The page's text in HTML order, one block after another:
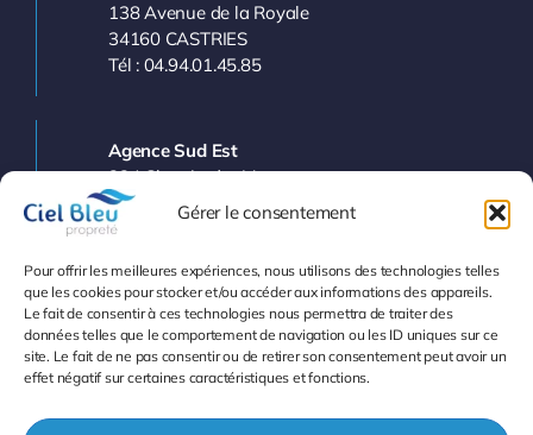
Gérer le consentement
Pour offrir les meilleures expériences, nous utilisons des technologies telles
que les cookies pour stocker et/ou accéder aux informations des appareils.
Le fait de consentir à ces technologies nous permettra de traiter des
données telles que le comportement de navigation ou les ID uniques sur ce
site. Le fait de ne pas consentir ou de retirer son consentement peut avoir un
effet négatif sur certaines caractéristiques et fonctions.
138 Avenue de la Royale
34160 CASTRIES
Tél : 04.94.01.45.85
Agence Sud Est
224 Chemin des Vergers
83143 LE VAL
Tél : 04.94.77.11.03
Info et Devis